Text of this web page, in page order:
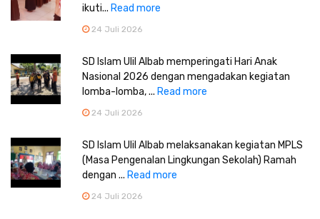
ikuti... Read more
24 Juli 2026
SD Islam Ulil Albab memperingati Hari Anak
Nasional 2026 dengan mengadakan kegiatan
lomba-lomba, ... Read more
24 Juli 2026
SD Islam Ulil Albab melaksanakan kegiatan MPLS
(Masa Pengenalan Lingkungan Sekolah) Ramah
dengan ... Read more
24 Juli 2026